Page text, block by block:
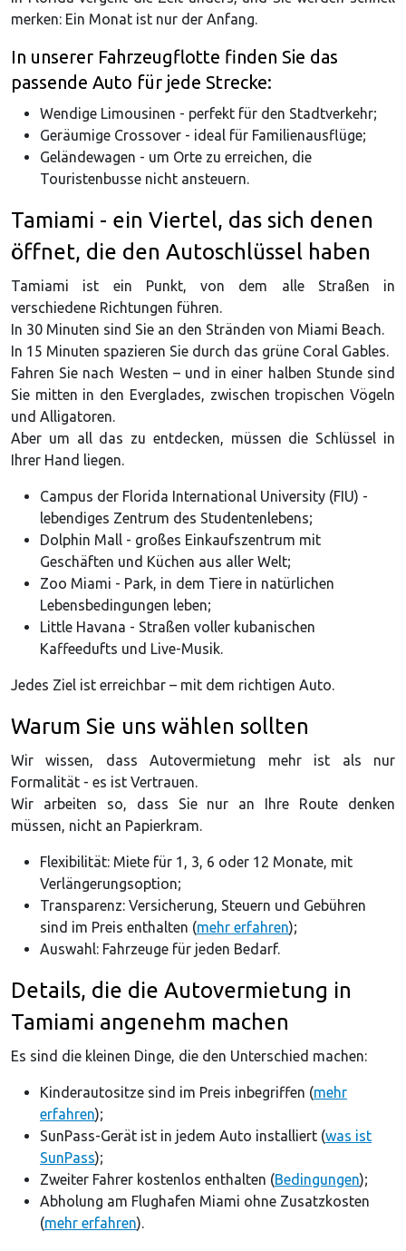
merken: Ein Monat ist nur der Anfang.
In unserer Fahrzeugflotte finden Sie das
passende Auto für jede Strecke:
Wendige Limousinen - perfekt für den Stadtverkehr;
Geräumige Crossover - ideal für Familienausflüge;
Geländewagen - um Orte zu erreichen, die
Touristenbusse nicht ansteuern.
Tamiami - ein Viertel, das sich denen
öffnet, die den Autoschlüssel haben
Tamiami ist ein Punkt, von dem alle Straßen in
verschiedene Richtungen führen.
In 30 Minuten sind Sie an den Stränden von Miami Beach.
In 15 Minuten spazieren Sie durch das grüne Coral Gables.
Fahren Sie nach Westen – und in einer halben Stunde sind
Sie mitten in den Everglades, zwischen tropischen Vögeln
und Alligatoren.
Aber um all das zu entdecken, müssen die Schlüssel in
Ihrer Hand liegen.
Campus der Florida International University (FIU) -
lebendiges Zentrum des Studentenlebens;
Dolphin Mall - großes Einkaufszentrum mit
Geschäften und Küchen aus aller Welt;
Zoo Miami - Park, in dem Tiere in natürlichen
Lebensbedingungen leben;
Little Havana - Straßen voller kubanischen
Kaffeedufts und Live-Musik.
Jedes Ziel ist erreichbar – mit dem richtigen Auto.
Warum Sie uns wählen sollten
Wir wissen, dass Autovermietung mehr ist als nur
Formalität - es ist Vertrauen.
Wir arbeiten so, dass Sie nur an Ihre Route denken
müssen, nicht an Papierkram.
Flexibilität: Miete für 1, 3, 6 oder 12 Monate, mit
Verlängerungsoption;
Transparenz: Versicherung, Steuern und Gebühren
sind im Preis enthalten (mehr erfahren);
Auswahl: Fahrzeuge für jeden Bedarf.
Details, die die Autovermietung in
Tamiami angenehm machen
Es sind die kleinen Dinge, die den Unterschied machen:
Kinderautositze sind im Preis inbegriffen (mehr
erfahren);
SunPass-Gerät ist in jedem Auto installiert (was ist
SunPass);
Zweiter Fahrer kostenlos enthalten (Bedingungen);
Abholung am Flughafen Miami ohne Zusatzkosten
(mehr erfahren).